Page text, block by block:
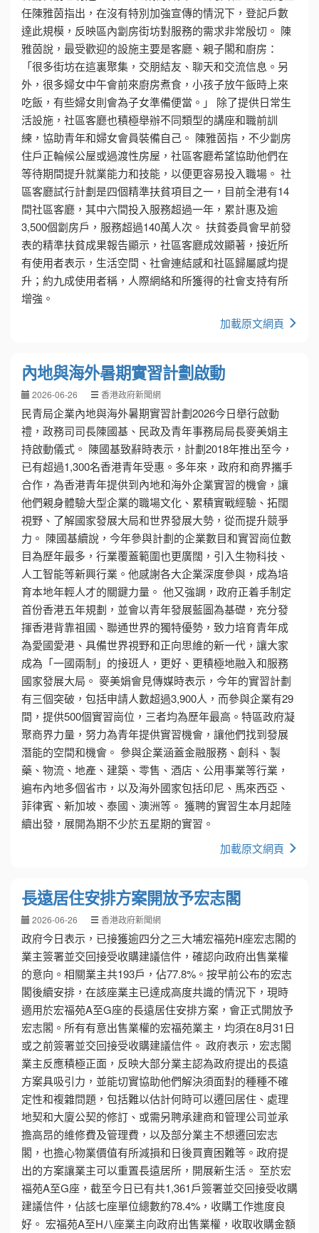
任陳雅茵指出，在沒有特別加強宣傳的情況下，登記戶數
達此規模，反映區內劏房街坊對服務的需求非常殷切。 陳
雅茵說，最受歡迎的設施主要是客廳、親子閣和廚房：
「很多街坊在這裏聚集，交朋結友、聊天和交流信息。另
外，很多婦女中午會前來廚房煮食，小孩子放午飯時上來
吃飯，有些婦女則會為子女準備便當。」 除了提供日常生
活設施，社區客廳也積極舉辦不同類型的講座和職前訓
練，協助青年和婦女會員裝備自己。 陳雅茵指，不少劏房
住戶正輪候公屋或過渡性房屋，社區客廳希望協助他們在
等待期間提升就業能力和技能，以便更容易投入職場。 社
區客廳試行計劃是四個精準扶貧項目之一，目前全港有14
間社區客廳，其中六間投入服務超過一年，累計惠及逾
3,500個劏房戶，服務超過140萬人次。 扶貧委員會早前發
表的精準扶貧成果報告顯示，社區客廳成效顯著，接近所
有使用者表示，生活空間、社會連結感和社區歸屬感均提
升；約九成使用者稱，人際網絡和所獲得的社會支持有所
增強。
加載原文網頁
內地與海外暑期實習計劃啟動
2026-06-26 香港政府新聞網
民青局企業內地與海外暑期實習計劃2026今日舉行啟動
禮，政務司司長陳國基、民政及青年事務局局長麥美娟主
持啟動儀式。 陳國基致辭時表示，計劃2018年推出至今，
已有超過1,300名香港青年受惠。多年來，政府和商界攜手
合作，為香港青年提供到內地和海外企業實習的機會，讓
他們親身體驗大型企業的職場文化、累積實戰經驗、拓闊
視野、了解國家發展大局和世界發展大勢，從而提升競爭
力。 陳國基續說，今年參與計劃的企業數目和實習崗位數
目為歷年最多，行業覆蓋範圍也更廣闊，引入生物科技、
人工智能等新興行業。他感謝各大企業深度參與，成為培
育本地年輕人才的關鍵力量。 他又強調，政府正着手制定
首份香港五年規劃，並會以青年發展藍圖為基礎，充分發
揮香港背靠祖國、聯通世界的獨特優勢，致力培育青年成
為愛國愛港、具備世界視野和正向思維的新一代，讓大家
成為「一國兩制」的接班人，更好、更積極地融入和服務
國家發展大局。 麥美娟會見傳媒時表示，今年的實習計劃
有三個突破，包括申請人數超過3,900人，而參與企業有29
間，提供500個實習崗位，三者均為歷年最高。特區政府凝
聚商界力量，努力為青年提供實習機會，讓他們找到發展
潛能的空間和機會。 參與企業涵蓋金融服務、創科、製
藥、物流、地產、建築、零售、酒店、公用事業等行業，
遍布內地多個省市，以及海外國家包括印尼、馬來西亞、
菲律賓、新加坡、泰國、澳洲等。 獲聘的實習生本月起陸
續出發，展開為期不少於五星期的實習。
加載原文網頁
長遠居住安排方案開放予宏志閣
2026-06-26 香港政府新聞網
政府今日表示，已接獲逾四分之三大埔宏福苑H座宏志閣的
業主簽署並交回接受收購建議信件，確認向政府出售業權
的意向。相關業主共193戶，佔77.8%。按早前公布的宏志
閣後續安排，在該座業主已達成高度共識的情況下，現時
適用於宏福苑A至G座的長遠居住安排方案，會正式開放予
宏志閣。所有有意出售業權的宏福苑業主，均須在8月31日
或之前簽署並交回接受收購建議信件。 政府表示，宏志閣
業主反應積極正面，反映大部分業主認為政府提出的長遠
方案具吸引力，並能切實協助他們解決須面對的種種不確
定性和複雜問題，包括難以估計何時可以遷回居住、處理
地契和大廈公契的修訂、或需另聘承建商和管理公司並承
擔高昂的維修費及管理費，以及部分業主不想遷回宏志
閣，也擔心物業價值有所減損和日後買賣困難等。政府提
出的方案讓業主可以重置長遠居所，開展新生活。 至於宏
福苑A至G座，截至今日已有共1,361戶簽署並交回接受收購
建議信件，佔該七座單位總數約78.4%，收購工作進度良
好。 宏福苑A至H八座業主向政府出售業權，收取收購金額